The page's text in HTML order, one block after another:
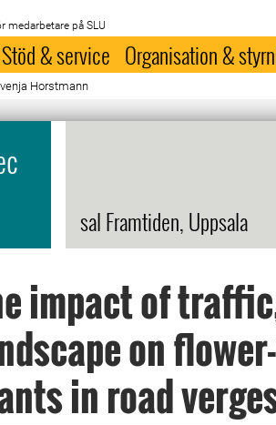
medarbetare på SLU
Stöd & service Organisation &
Horstmann
sal Framtiden, Uppsala
impact of
on
in road